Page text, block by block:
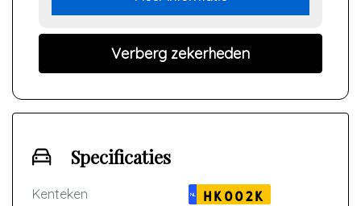
Verberg zekerheden
Specificaties
Kenteken NL
HK002K